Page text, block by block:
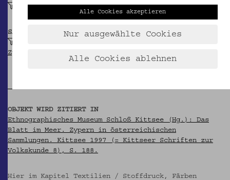
Florales Motiv, stilisiert
SAMMLUNG
Zypern
OBJEKT WIRD ZITIERT IN
Ethnographisches Museum Schloß Kittsee (Hg.): Das
Blatt im Meer. Zypern in österreichischen
Sammlungen. Kittsee 1997 (= Kittseer Schriften zur
Volkskunde 8), S. 188.
Hier im Kapitel Textilien / Stoffdruck, Färben
Alle Cookies akzeptieren
Nur ausgewählte Cookies
Alle Cookies ablehnen